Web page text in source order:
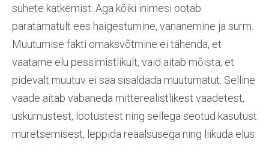
suhete katkemist. Aga kõiki inimesi ootab
paratamatult ees haigestumine, vananemine ja surm.
Muutumise fakti omaksvõtmine ei tähenda, et
vaatame elu pessimistlikult, vaid aitab mõista, et
pidevalt muutuv ei saa sisaldada muutumatut. Selline
vaade aitab vabaneda mitterealistlikest vaadetest,
uskumustest, lootustest ning sellega seotud kasutust
muretsemisest, leppida reaalsusega ning liikuda elus